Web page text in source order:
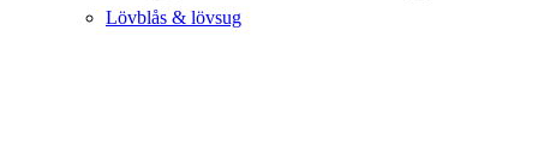
Lövblås & lövsug